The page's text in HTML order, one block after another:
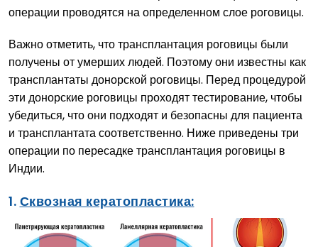
операции проводятся на определенном слое роговицы.
Важно отметить, что трансплантация роговицы были
получены от умерших людей. Поэтому они известны как
трансплантаты донорской роговицы. Перед процедурой
эти донорские роговицы проходят тестирование, чтобы
убедиться, что они подходят и безопасны для пациента
и трансплантата соответственно. Ниже приведены три
операции по пересадке трансплантация роговицы в
Индии.
1. Сквозная кератопластика: